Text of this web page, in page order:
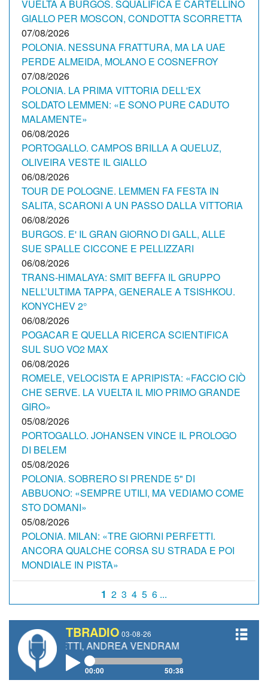
VUELTA A BURGOS. SQUALIFICA E CARTELLINO
GIALLO PER MOSCON, CONDOTTA SCORRETTA
07/08/2026
POLONIA. NESSUNA FRATTURA, MA LA UAE
PERDE ALMEIDA, MOLANO E COSNEFROY
07/08/2026
POLONIA. LA PRIMA VITTORIA DELL'EX
SOLDATO LEMMEN: «E SONO PURE CADUTO
MALAMENTE»
06/08/2026
PORTOGALLO. CAMPOS BRILLA A QUELUZ,
OLIVEIRA VESTE IL GIALLO
06/08/2026
TOUR DE POLOGNE. LEMMEN FA FESTA IN
SALITA, SCARONI A UN PASSO DALLA VITTORIA
06/08/2026
BURGOS. E' IL GRAN GIORNO DI GALL, ALLE
SUE SPALLE CICCONE E PELLIZZARI
06/08/2026
TRANS-HIMALAYA: SMIT BEFFA IL GRUPPO
NELL’ULTIMA TAPPA, GENERALE A TSISHKOU.
KONYCHEV 2°
06/08/2026
POGACAR E QUELLA RICERCA SCIENTIFICA
SUL SUO VO2 MAX
06/08/2026
ROMELE, VELOCISTA E APRIPISTA: «FACCIO CIÒ
CHE SERVE. LA VUELTA IL MIO PRIMO GRANDE
GIRO»
05/08/2026
PORTOGALLO. JOHANSEN VINCE IL PROLOGO
DI BELEM
05/08/2026
POLONIA. SOBRERO SI PRENDE 5" DI
ABBUONO: «SEMPRE UTILI, MA VEDIAMO COME
STO DOMANI»
05/08/2026
POLONIA. MILAN: «TRE GIORNI PERFETTI.
ANCORA QUALCHE CORSA SU STRADA E POI
MONDIALE IN PISTA»
1 2 3 4 5 6 ...
TBRADIO 03-08-26
ANDREA VENDRAME, FILIPPO FIORELLI
00:00 50:38